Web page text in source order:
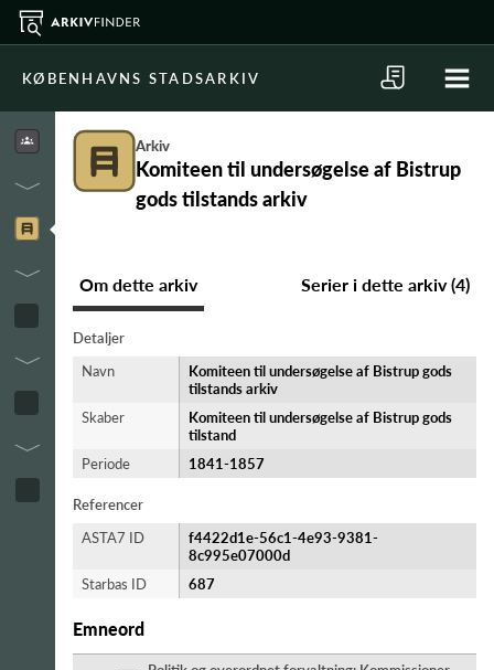
KØBENHAVNS STADSARKIV
Arkiv
Komiteen til undersøgelse af Bistrup
gods tilstands arkiv
Om dette arkiv Serier i dette arkiv (4)
Detaljer
Navn
Komiteen til undersøgelse af Bistrup gods
tilstands arkiv
Skaber
Komiteen til undersøgelse af Bistrup gods
tilstand
Periode
1841-​1857
Referencer
ASTA7 ID
f4422d1e-56c1-4e93-9381-
8c995e07000d
Starbas ID
687
Emneord